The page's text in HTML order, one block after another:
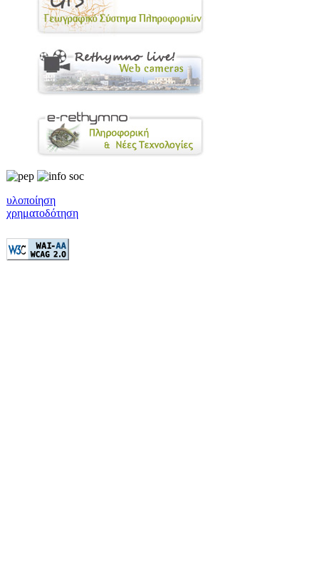
υλοποίηση
χρηματοδότηση